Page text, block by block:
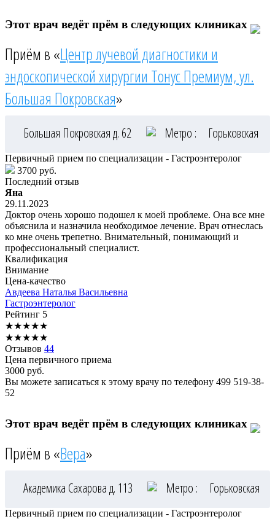
Этот врач ведёт прём в следующих клиниках
Приём в «Центр лучевой диагностики и
эндоскопической хирургии Тонус Премиум, ул.
Большая Покровская»
Большая Покровская д. 62 Метро : Горьковская
Первичный прием по специализации - Гастроэнтеролог
3700 руб.
Последний отзыв
Яна
29.11.2023
Доктор очень хорошо подошел к моей проблеме. Она все мне
объяснила и назначила необходимое лечение. Врач отнеслась
ко мне очень трепетно. Внимательный, понимающий и
профессиональный специалист.
Квалификация
Внимание
Цена-качество
Авдеева Наталья Васильевна
Гастроэнтеролог
Рейтинг 5
★★★★★
★★★★★
Отзывов 44
Цена первичного приема
3000 руб.
Вы можете записаться к этому врачу по телефону 499 519-38-
52
Этот врач ведёт прём в следующих клиниках
Приём в «Вера»
Академика Сахарова д. 113 Метро : Горьковская
Первичный прием по специализации - Гастроэнтеролог